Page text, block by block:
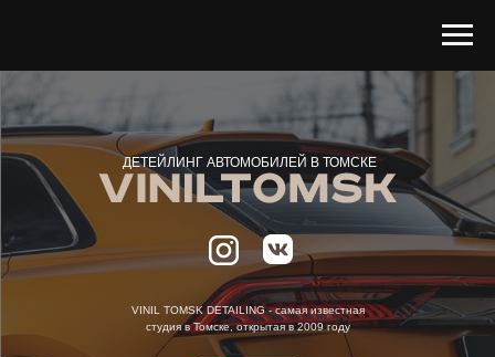
ДЕТЕЙЛИНГ АВТОМОБИЛЕЙ В ТОМСКЕ
VINIL TOMSK DETAILING - самая известная
студия в Томске, открытая в 2009 году